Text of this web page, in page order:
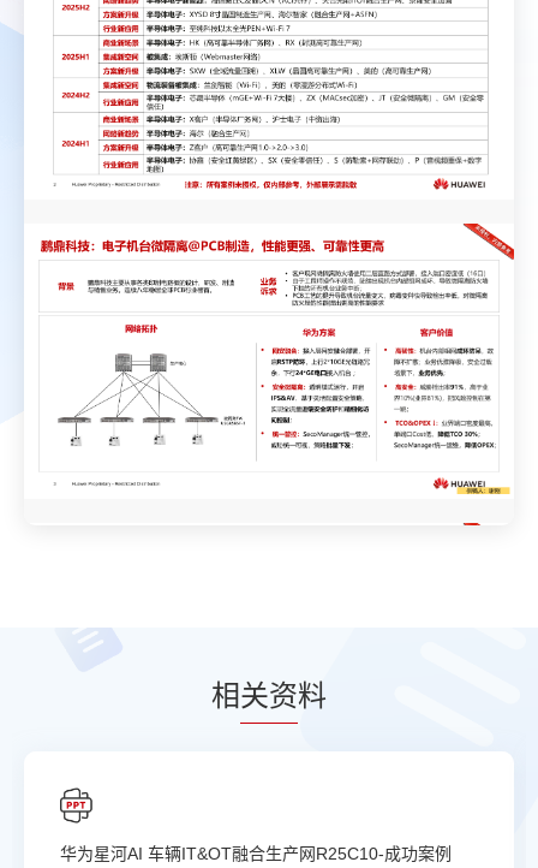
相关资料
华为星河AI 车辆IT&OT融合生产网R25C10-成功案例